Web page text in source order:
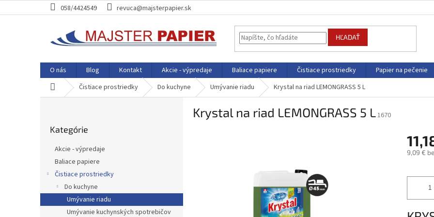
na
058/4424549 revuca@majsterpapier.sk
HĽADAŤ
O nás Blog Kontakt Akcie - výpredaje Baliace papiere Čistiace prostriedky Papier na pečenie
DomovČistiace prostriedky Do kuchyne Umývanie riadu Krystal na riad LEMONGRASS 5 L
kategórie
Kategórie
Akcie - výpredaje
Baliace papiere
Čistiace prostriedky
Do kuchyne
Umývanie riadu
Umývanie kuchynských spotrebičov
Krystal na riad LEMONGRASS 5 L1670
9,09 €
cena: